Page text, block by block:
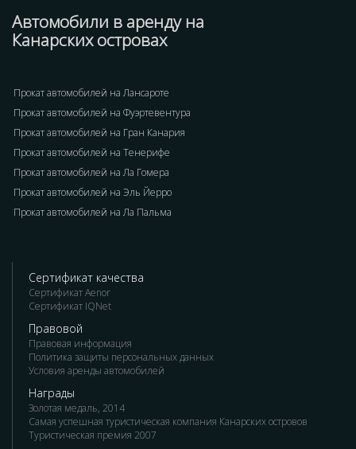
Автомобили в аренду на
Канарских островах
Прокат автомобилей на Лансароте
Прокат автомобилей на Фуэртевентура
Прокат автомобилей на Гран Канария
Прокат автомобилей на Тенерифе
Прокат автомобилей на Ла Гомера
Прокат автомобилей на Эль Йерро
Прокат автомобилей на Ла Пальма
Сертификат качества
Сертификат Aenor
Сертификат IQNet
Правовой
Правовая информация
Политика защиты персональных данных
Условия аренды автомобилей
Награды
Золотая медаль, 2014
Самая успешная туристическая компания Канарских островов
Туристическая премия 2007